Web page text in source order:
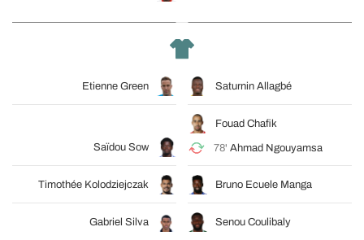
Etienne Green Saturnin Allagbé
Saïdou Sow
Fouad Chafik
78' Ahmad Ngouyamsa
Timothée Kolodziejczak Bruno Ecuele Manga
Gabriel Silva Senou Coulibaly